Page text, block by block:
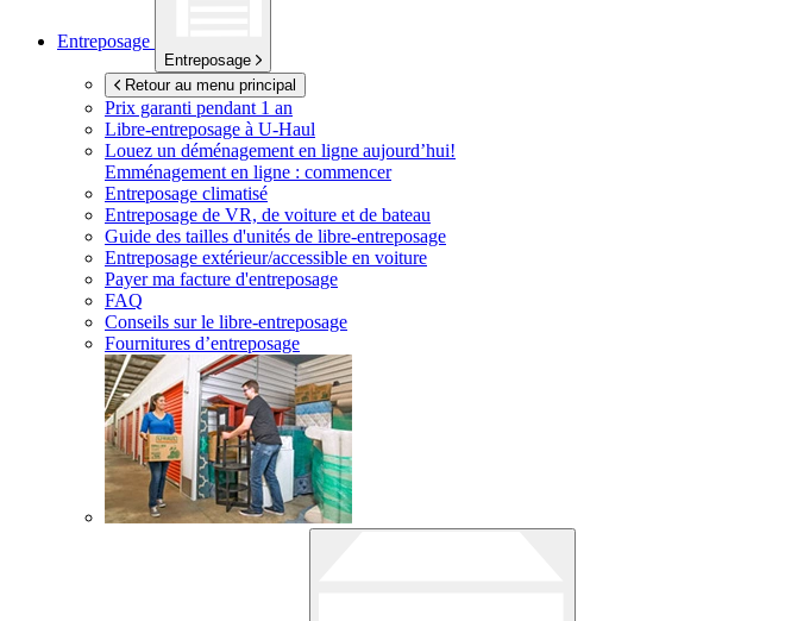
Entreposage
Entreposage
Retour au menu principal
Prix garanti pendant 1 an
Libre-entreposage à U-Haul
Louez un déménagement en ligne aujourd’hui!
Emménagement en ligne : commencer
Entreposage climatisé
Entreposage de VR, de voiture et de bateau
Guide des tailles d'unités de libre-entreposage
Entreposage extérieur/accessible en voiture
Payer ma facture d'entreposage
FAQ
Conseils sur le libre-entreposage
Fournitures d’entreposage